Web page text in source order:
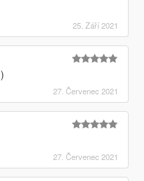
25. Září 2021
27. Červenec 2021
27. Červenec 2021